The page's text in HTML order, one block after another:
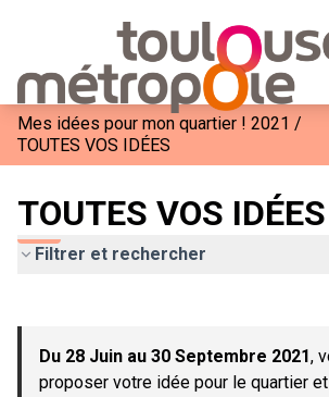
Mes idées pour mon quartier ! 2021 /
TOUTES VOS IDÉES
TOUTES VOS IDÉES
Filtrer et rechercher
−
Du 28 Juin au 30 Septembre 2021,
proposer votre idée pour le quartier